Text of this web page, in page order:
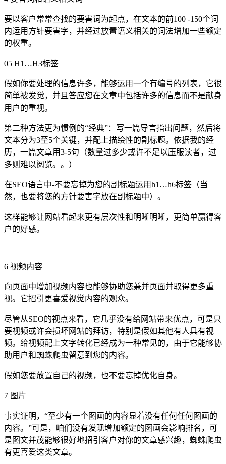
要以客户常常查找的要害词为起点，在文本的前100 -150个词
内运用方针要害字，并经过放置语义相关的词法增加一些额定
的权重。
05 H1…H3标签
假如你要处理的信息许多，能够运用一个有编号的列表，它很
简单被发觉，并且答应您在文章中包括许多的信息而不是献身
用户的重视。
第二种方法更为惯例的“经典”：写一篇导言指出问题，然后将
文本分为3至5个关键，并配上描绘性的副标题。依据我的经
历，一篇文章用3-5句（数量过多少或许不足以压服读者，过
多则难以阅览。。）
在SEO语言中-不要忘掉为您的副标题运用h1…h6标签（当
然，也要将您的方针要害字放在副标题中）。
这样能够让网站看起来更有层次性和明晰明晰，更简单赢得客
户的好感。
6 视频内容
向页面中增加视频内容也能够协助您兼并页面并取得更多重
视。它招引更喜爱视觉内容的观众。
尽管从SEO的视点来看，它几乎没有给网站带来优点，可是只
要视频或许会损坏网站的拜访，特别是假如其他有人具有视
频。给视频配上文字转化已经成为一种常见的，由于它能够协
助用户和蜘蛛爬虫留意到您的内容。
假如您要放置自己的视频，也不要忘掉优化自身。
7 图片
事实证明，“至少有一个图画的内容显着没有任何任何图画的
内容。”可是，咱们没有发现增加额定的图画会影响排名，可
是图文并茂能够很好地招引客户对你的文章感兴趣，蜘蛛爬虫
有更喜爱这类文章。